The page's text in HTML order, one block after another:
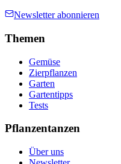
Newsletter abonnieren
Themen
Gemüse
Zierpflanzen
Garten
Gartentipps
Tests
Pflanzentanzen
Über uns